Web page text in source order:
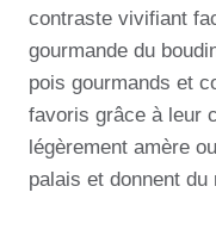
contraste vivifiant
gourmande du
pois gourmands et
favoris grâce à leur
légèrement amère
palais et donnent du